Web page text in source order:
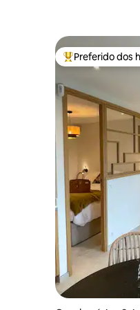
Entre os
Preferido dos